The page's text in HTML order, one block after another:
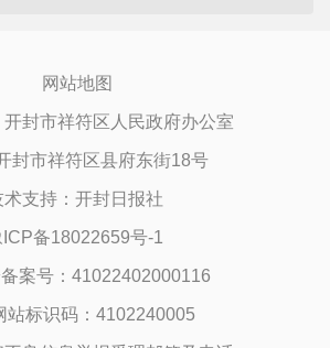
网站地图
开封市祥符区人民政府办公室
封市祥符区县府东街18号
术支持：开封日报社
ICP备18022659号-1
案号：41022402000116
站标识码：4102240005